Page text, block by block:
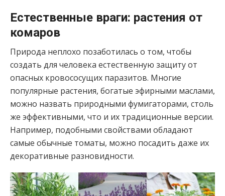
Естественные враги: растения от
комаров
Природа неплохо позаботилась о том, чтобы
создать для человека естественную защиту от
опасных кровососущих паразитов. Многие
популярные растения, богатые эфирными маслами,
можно назвать природными фумигаторами, столь
же эффективными, что и их традиционные версии.
Например, подобными свойствами обладают
самые обычные томаты, можно посадить даже их
декоративные разновидности.